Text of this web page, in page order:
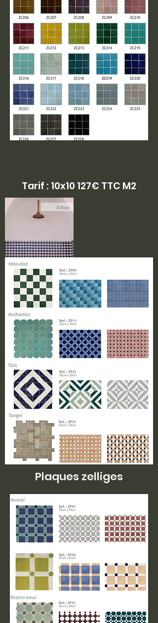
Tarif : 10x10 127€ TTC M2
Plaques zelliges